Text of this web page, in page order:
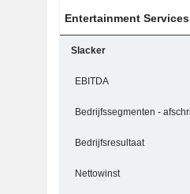
Entertainment Services
Slacker
EBITDA
Bedrijfsresultaat
Nettowinst